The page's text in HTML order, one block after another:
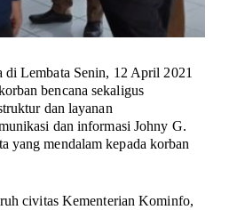
di Lembata Senin, 12 April 2021
bencana sekaligus
dan layanan
dan informasi Johny G.
yang mendalam kepada korban
civitas Kementerian Kominfo,